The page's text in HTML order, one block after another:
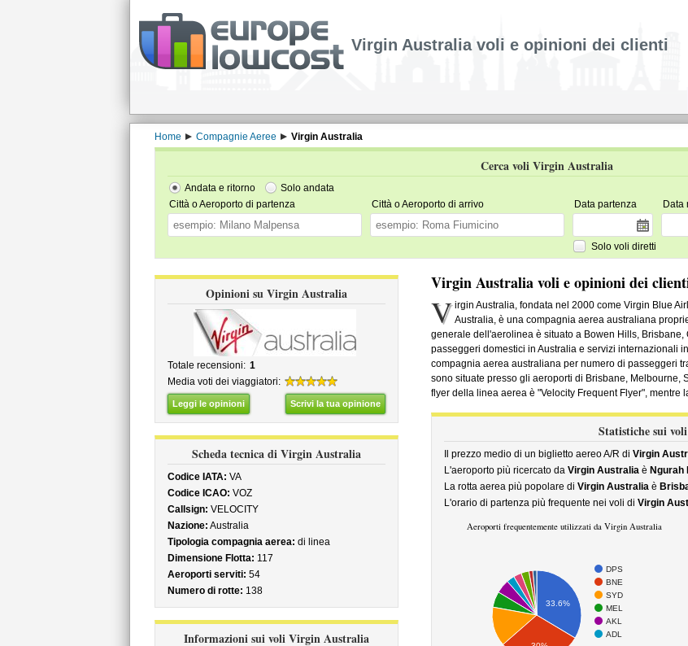
Virgin Australia voli e opinioni dei clienti
Home Compagnie Aeree Virgin Australia
Cerca voli Virgin Australia
Andata e ritorno
Solo andata
Città o Aeroporto di partenza
Città o Aeroporto di arrivo Data partenza Data
Solo voli diretti
Opinioni su Virgin Australia
Totale recensioni: 1
Media voti dei viaggiatori:
Leggi le opinioni Scrivi la tua opinione
Scheda tecnica di Virgin Australia
Codice IATA: VA
Codice ICAO: VOZ
Callsign: VELOCITY
Nazione: Australia
Tipologia compagnia aerea: di linea
Dimensione Flotta: 117
Aeroporti serviti: 54
Numero di rotte: 138
Informazioni sui voli Virgin Australia
Virgin Australia voli e opinioni dei
V irgin Australia, fondata nel 2000 come Virgin Blue
Australia, è una compagnia aerea australiana
generale dell'aerolinea è situato a Bowen Hills,
passeggeri domestici in Australia e servizi internazionali
compagnia aerea australiana per numero di passeggeri
sono situate presso gli aeroporti di Brisbane, Melbourne,
flyer della linea aerea è "Velocity Frequent Flyer", mentre
Statistiche sui
Il prezzo medio di un biglietto aereo A/R di Virgin
L'aeroporto più ricercato da Virgin Australiaè Ngurah
La rotta aerea più popolare di Virgin Australiaè
L'orario di partenza più frequente nei voli di Virgin
Aeroporti frequentemente utilizzati da Virgin Australia
DPS
BNE
SYD
MEL
AKL
ADL
33.6%